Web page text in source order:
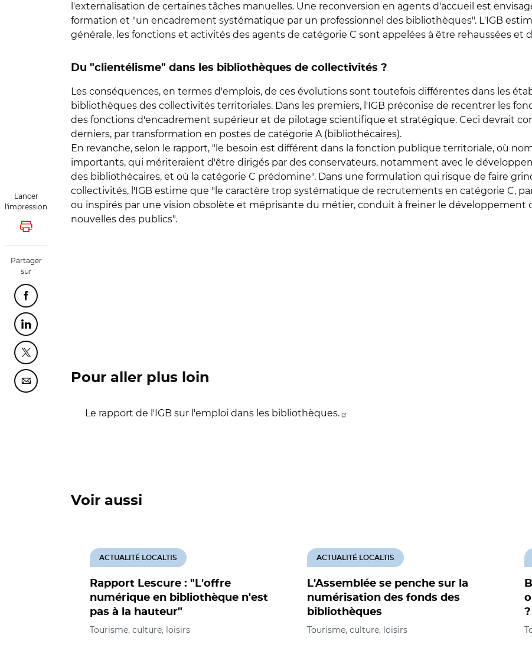
Lancer
l'impression
Lancer l'impression
Partager
sur
Partager cette page sur Facebook
Partager cette page sur Linkedin
Partager cette page sur Twitter
Partager cette page sur Courriel
l'externalisation de certaines tâches manuelles. Une reconversion en agents d'accueil est
formation et "un encadrement systématique par un professionnel des bibliothèques". L'IGB
générale, les fonctions et activités des agents de catégorie C sont appelées à être rehaussées et
Du "clientélisme" dans les bibliothèques de collectivités ?
Les conséquences, en termes d'emplois, de ces évolutions sont toutefois différentes dans les
bibliothèques des collectivités territoriales. Dans les premiers, l'IGB préconise de recentrer les
des fonctions d'encadrement supérieur et de pilotage scientifique et stratégique. Ceci devrait
derniers, par transformation en postes de catégorie A (bibliothécaires).
En revanche, selon le rapport, "le besoin est différent dans la fonction publique territoriale, où
importants, qui mériteraient d'être dirigés par des conservateurs, notamment avec le
des bibliothécaires, et où la catégorie C prédomine". Dans une formulation qui risque de faire
collectivités, l'IGB estime que "le caractère trop systématique de recrutements en catégorie C,
ou inspirés par une vision obsolète et méprisante du métier, conduit à freiner le développement
nouvelles des publics".
Pour aller plus loin
Le rapport de l'IGB sur l'emploi dans les bibliothèques.
Voir aussi
Rapport Lescure : "L'offre
numérique en bibliothèque n'est
pas à la hauteur"
ACTUALITÉ LOCALTIS
Tourisme, culture, loisirs
L'Assemblée se penche sur la
numérisation des fonds des
bibliothèques
ACTUALITÉ LOCALTIS
Tourisme, culture, loisirs
?